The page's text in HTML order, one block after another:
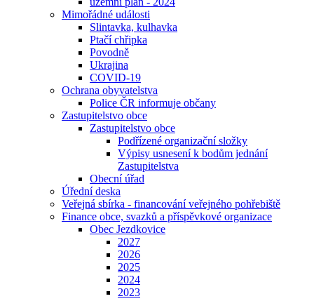
Mimořádné události
Slintavka, kulhavka
Ptačí chřipka
Povodně
Ukrajina
COVID-19
Ochrana obyvatelstva
Police ČR informuje občany
Zastupitelstvo obce
Zastupitelstvo obce
Podřízené organizační složky
Výpisy usnesení k bodům jednání
Zastupitelstva
Obecní úřad
Úřední deska
Veřejná sbírka - financování veřejného pohřebiště
Finance obce, svazků a příspěvkové organizace
Obec Jezdkovice
2027
2026
2025
2024
2023